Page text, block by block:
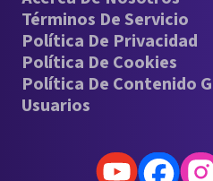
Términos De Servicio
Política De Privacidad
Política De Cookies
Política De Contenido
Usuarios